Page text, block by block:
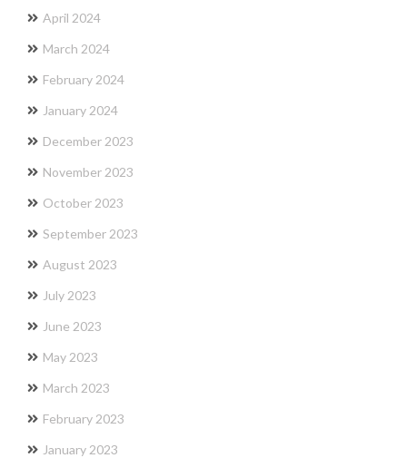
April 2024
March 2024
February 2024
January 2024
December 2023
November 2023
October 2023
September 2023
August 2023
July 2023
June 2023
May 2023
March 2023
February 2023
January 2023